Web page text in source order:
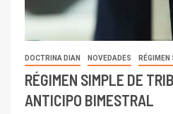
DOCTRINA DIAN NOVEDADES
RÉGIMEN SIMPLE DE
ANTICIPO BIMESTRAL